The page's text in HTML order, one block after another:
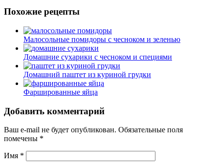
Похожие рецепты
Малосольные помидоры с чесноком и зеленью
Домашние сухарики с чесноком и специями
Домашний паштет из куриной грудки
Фаршированные яйца
Добавить комментарий
Ваш e-mail не будет опубликован. Обязательные поля
помечены *
Имя *